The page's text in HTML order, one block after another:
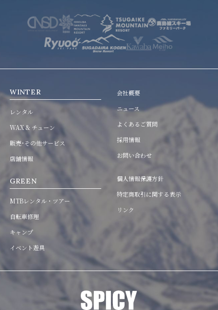
WINTER
レンタル
WAX & チューン
販売･その他サービス
店舗情報
GREEN
MTBレンタル・ツアー
自転車修理
キャンプ
イベント遊具
会社概要
ニュース
よくあるご質問
採用情報
お問い合わせ
個人情報保護方針
特定商取引に関する表示
リンク